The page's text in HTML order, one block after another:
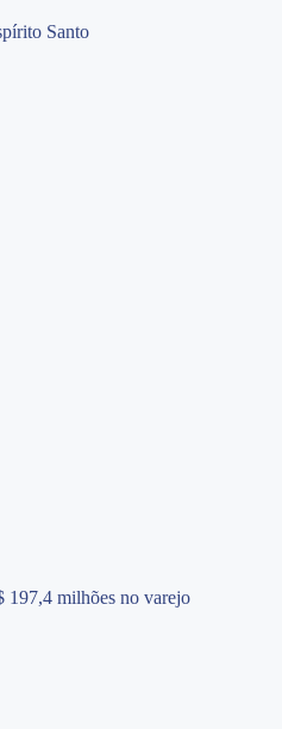
Santo
197,4 milhões no varejo